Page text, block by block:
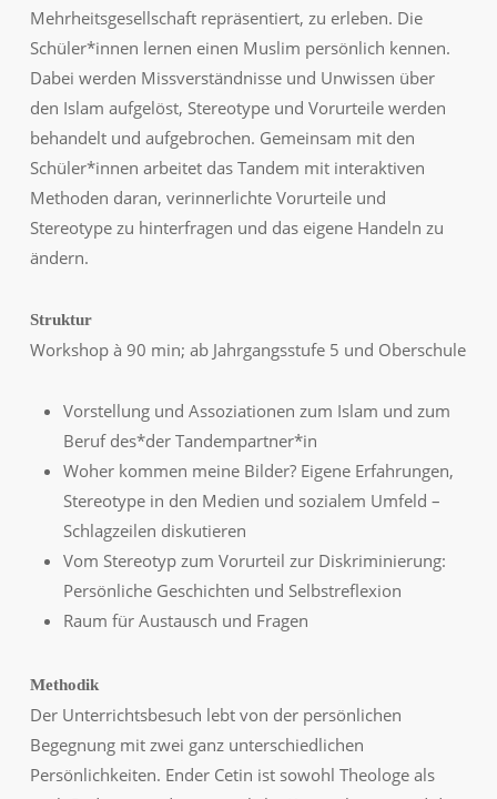
Mehrheitsgesellschaft repräsentiert, zu erleben. Die
Schüler*innen lernen einen Muslim persönlich kennen.
Dabei werden Missverständnisse und Unwissen über
den Islam aufgelöst, Stereotype und Vorurteile werden
behandelt und aufgebrochen. Gemeinsam mit den
Schüler*innen arbeitet das Tandem mit interaktiven
Methoden daran, verinnerlichte Vorurteile und
Stereotype zu hinterfragen und das eigene Handeln zu
ändern.
Struktur
Workshop à 90 min; ab Jahrgangsstufe 5 und Oberschule
Vorstellung und Assoziationen zum Islam und zum
Beruf des*der Tandempartner*in
Woher kommen meine Bilder? Eigene Erfahrungen,
Stereotype in den Medien und sozialem Umfeld –
Schlagzeilen diskutieren
Vom Stereotyp zum Vorurteil zur Diskriminierung:
Persönliche Geschichten und Selbstreflexion
Raum für Austausch und Fragen
Methodik
Der Unterrichtsbesuch lebt von der persönlichen
Begegnung mit zwei ganz unterschiedlichen
Persönlichkeiten. Ender Cetin ist sowohl Theologe als